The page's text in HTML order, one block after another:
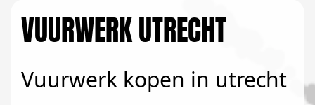
VUURWERK UTRECHT
Vuurwerk kopen in utrecht